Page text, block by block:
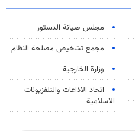
مجلس صيانة الدستور
مجمع تشخيص مصلحة النظام
وزارة الخارجية
اتحاد الاذاعات والتلفزيونات
الاسلامية